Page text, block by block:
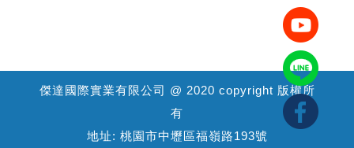
傑達國際實業有限公司 @ 2020 copyright 版權所
有
地址: 桃園市中壢區福嶺路193號